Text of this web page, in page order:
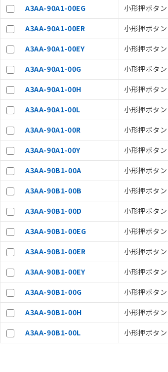
A3AA-90A1-00EG 小形押ボタ
A3AA-90A1-00ER 小形押ボタ
A3AA-90A1-00EY 小形押ボタ
A3AA-90A1-00G 小形押ボタ
A3AA-90A1-00H 小形押ボタ
A3AA-90A1-00L 小形押ボタ
A3AA-90A1-00R 小形押ボタ
A3AA-90A1-00Y 小形押ボタ
A3AA-90B1-00A 小形押ボタ
A3AA-90B1-00B 小形押ボタ
A3AA-90B1-00D 小形押ボタ
A3AA-90B1-00EG 小形押ボタ
A3AA-90B1-00ER 小形押ボタ
A3AA-90B1-00EY 小形押ボタ
A3AA-90B1-00G 小形押ボタ
A3AA-90B1-00H 小形押ボタ
A3AA-90B1-00L 小形押ボタ
以